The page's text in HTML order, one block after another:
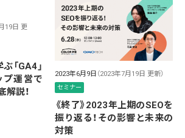
19日 更
「GA4」
プ運営で
解説！
2023年6月9日 （2023年7月19日 更新）
セミナー
《終了》2023年上期のSEOを
振り返る！その影響と未来の
対策